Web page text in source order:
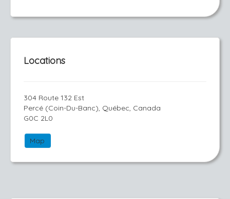
Locations
304 Route 132 Est
Percé (Coin-Du-Banc), Québec, Canada
G0C 2L0
Map